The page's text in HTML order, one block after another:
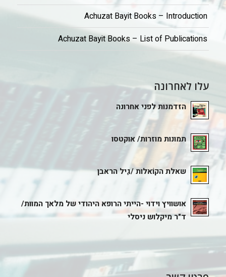
Achuzat Bayit Books – Introduction
Achuzat Bayit Books – List of Publications
עלו לאחרונה
הזדמנות לפני אחרונה
תמונות מוזרות/ אוקטסו
שאלת הקוֹאלות /גַיל הראבן
אושוויץ וידוי -הייתי הרופא היהודי של מלאך המוות/
ד"ר מיקלוש ניסלי